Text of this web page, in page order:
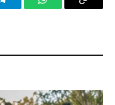
TelegramWhatsAppCopy